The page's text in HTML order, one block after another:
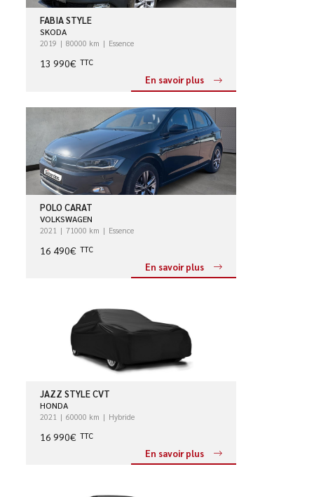
FABIA STYLE
SKODA
2019 80000 km Essence
13 990€ TTC
En savoir plus
POLO CARAT
VOLKSWAGEN
2021 71000 km Essence
16 490€ TTC
En savoir plus
JAZZ STYLE CVT
HONDA
2021 60000 km Hybride
16 990€ TTC
En savoir plus